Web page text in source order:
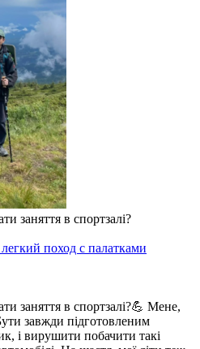
заняття в спортзалі?
поход с палатками
заняття в спортзалі?💪 Мене,
завжди підготовленим
і вирушити побачити такі